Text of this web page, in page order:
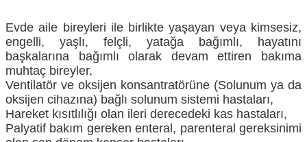
Evde aile bireyleri ile birlikte yaşayan veya kimsesiz,
engelli, yaşlı, felçli, yatağa bağımlı, hayatını
başkalarına bağımlı olarak devam ettiren bakıma
muhtaç bireyler,
Ventilatör ve oksijen konsantratörüne (Solunum ya da
oksijen cihazına) bağlı solunum sistemi hastaları,
Hareket kısıtlılığı olan ileri derecedeki kas hastaları,
Palyatif bakım gereken enteral, parenteral gereksinimi